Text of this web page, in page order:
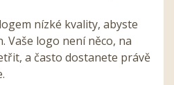
nízké kvality, abyste
Vaše logo není něco, na
a často dostanete právě